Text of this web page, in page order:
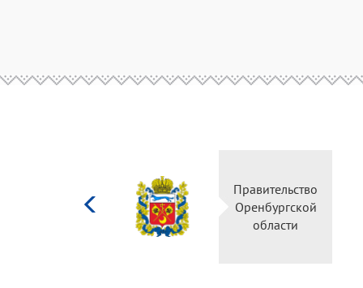
культуры
Российской
Правительство
Оренбургской
области